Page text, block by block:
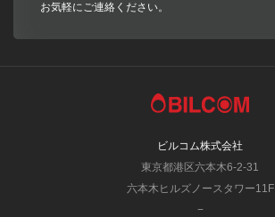
お気軽にご連絡ください。
ビルコム株式会社
東京都港区六本木6-2-31
六本木ヒルズノースタワー11F
−